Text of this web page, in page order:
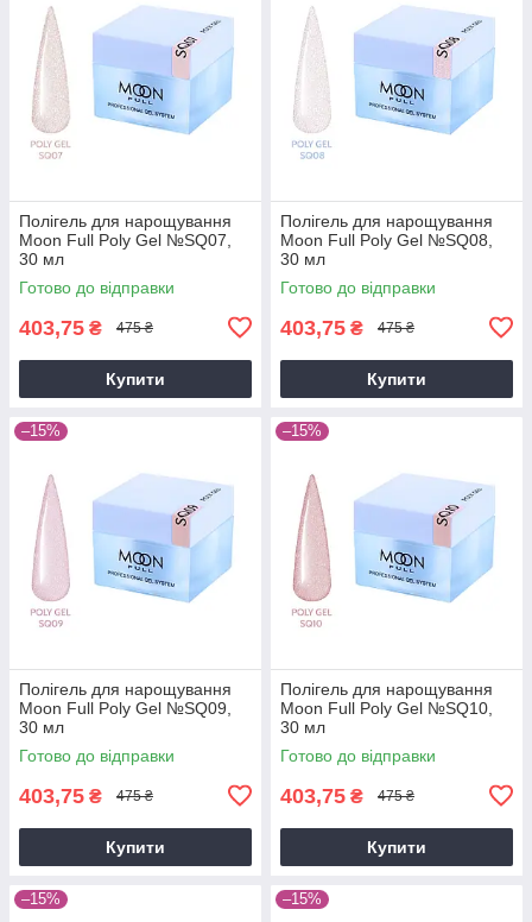
Полігель для нарощування
Moon Full Poly Gel №SQ07,
30 мл
Готово до відправки
403,75 ₴ 475 ₴
Купити
Полігель для нарощування
Moon Full Poly Gel №SQ08,
30 мл
Готово до відправки
403,75 ₴ 475 ₴
Купити
–15%
Полігель для нарощування
Moon Full Poly Gel №SQ09,
30 мл
Готово до відправки
403,75 ₴ 475 ₴
Купити
–15%
Полігель для нарощування
Moon Full Poly Gel №SQ10,
30 мл
Готово до відправки
403,75 ₴ 475 ₴
Купити
–15% –15%